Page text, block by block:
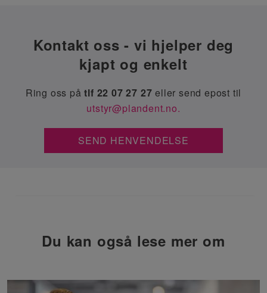
Kontakt oss - vi hjelper deg
kjapt og enkelt
Ring oss påtlf 22 07 27 27 eller send epost til
utstyr@plandent.no.
SEND HENVENDELSE
Du kan også lese mer om